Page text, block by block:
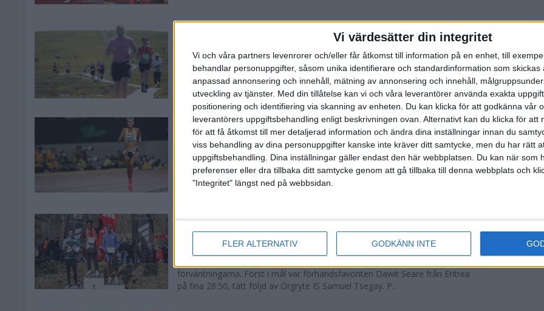
Vi värdesätter din integritet
Vi och våra partners levenrorer och/eller får åtkomst till information på en enhet, till
behandlar personuppgifter, såsom unika identifierare och standardinformation som skickas
anpassad annonsering och innehåll, mätning av annonsering och innehåll,
utveckling av tjänster. Med din tillåtelse kan vi och våra leverantörer använda exakta
positionering och identifiering via skanning av enheten. Du kan klicka för att godkänna vår
leverantörers uppgiftsbehandling enligt beskrivningen ovan. Alternativt kan du klicka för att
för att få åtkomst till mer detaljerad information och ändra dina inställningar innan du
viss behandling av dina personuppgifter kanske inte kräver ditt samtycke, men du har rätt
uppgiftsbehandling. Dina inställningar gäller endast den här webbplatsen. Du kan när som
preferenser eller dra tillbaka ditt samtycke genom att gå tillbaka till denna webbplats och
"Integritet" längst ned på webbsidan.
FLER ALTERNATIV GODKÄNN INTE
Satsar du på att springa Tjejmilen Sälen i juni eller något annat fjällopp i
sommar? Eller är du sugen på att ta dig an Hammarbybacken i oktober?
Stockholms brantaste är en utmaning som heter duga. Rå...
Besviken Lahti tillbaka på banan
30 mar 2025
Sarah Lahti var besviken efter sitt första lopp på 10 000 m på tre år. På
söndagen slutade den 30-åriga Hässelby-löparen på 14:e plats i San Juan
Capistrano 10 000 m utan för Los Angeles. Detta anses ...
Snabba tider när adidas Premiärmilen sprang igång
löparsäsongen!
förväntningarna. Först i mål var förhandsfavoriten Dawit Seare från Eritrea
på fina 28:50, tätt följd av Örgryte IS Samuel Tsegay. P...